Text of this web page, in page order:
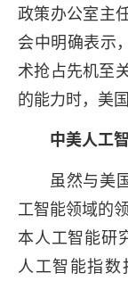
政策办公室主
会中明确表示
术抢占先机至
的能力时，美
中美人工
虽然与美
工智能领域的
本人工智能研
人工智能指数